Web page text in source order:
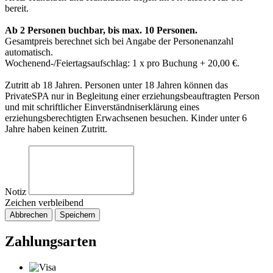
bereit.
Ab 2 Personen buchbar, bis max. 10 Personen.
Gesamtpreis berechnet sich bei Angabe der Personenanzahl
automatisch.
Wochenend-/Feiertagsaufschlag: 1 x pro Buchung + 20,00 €.
Zutritt ab 18 Jahren. Personen unter 18 Jahren können das
PrivateSPA nur in Begleitung einer erziehungsbeauftragten Person
und mit schriftlicher Einverständniserklärung eines
erziehungsberechtigten Erwachsenen besuchen. Kinder unter 6
Jahre haben keinen Zutritt.
Notiz
Zeichen verbleibend
Abbrechen Speichern
Zahlungsarten